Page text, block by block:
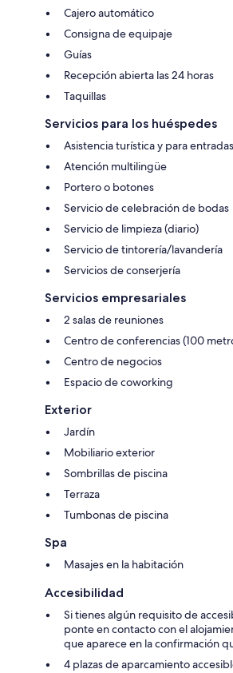
Cajero automático
Consigna de equipaje
Guías
Recepción abierta las 24 horas
Taquillas
Servicios para los huéspedes
Asistencia turística y para
Atención multilingüe
Portero o botones
Servicio de celebración de bodas
Servicio de limpieza (diario)
Servicio de tintorería/lavandería
Servicios de conserjería
Servicios empresariales
2 salas de reuniones
Centro de conferencias (100
Centro de negocios
Espacio de coworking
Exterior
Jardín
Mobiliario exterior
Sombrillas de piscina
Terraza
Tumbonas de piscina
Spa
Masajes en la habitación
Accesibilidad
Si tienes algún requisito de
ponte en contacto con el
que aparece en la confirmación
4 plazas de aparcamiento